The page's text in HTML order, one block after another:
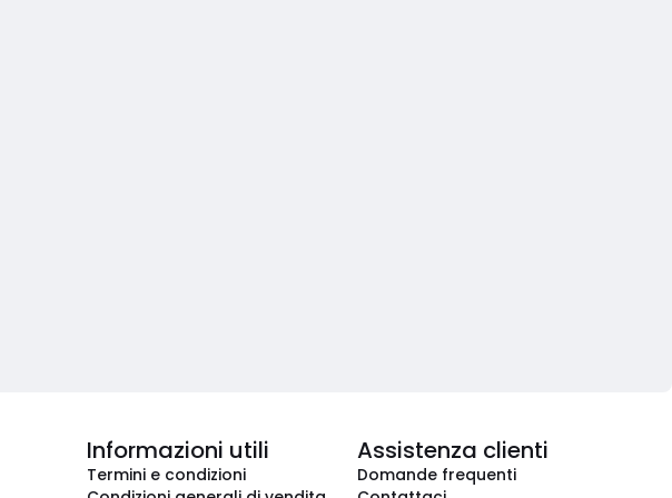
Informazioni utili
Termini e condizioni
Assistenza clienti
Domande frequenti